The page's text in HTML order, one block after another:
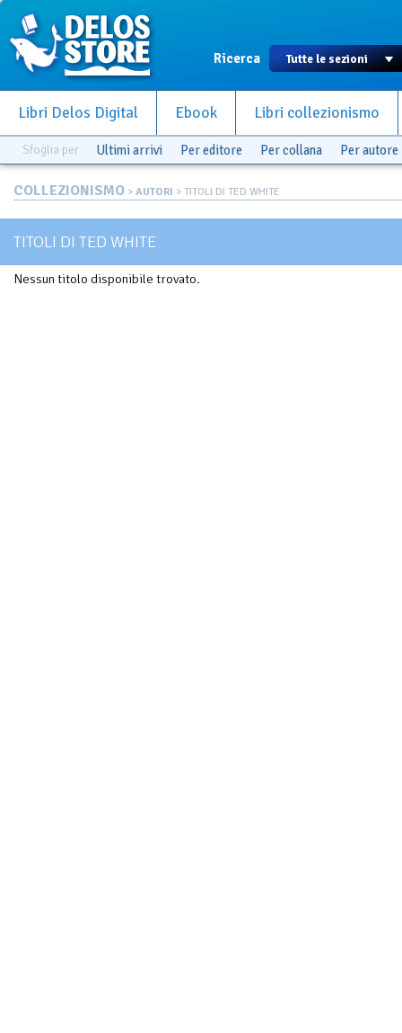
Ricerca
Libri Delos Digital Ebook Libri collezionismo
Sfoglia per Ultimi arrivi Per editore Per collana Per autore
COLLEZIONISMO > AUTORI > TITOLI DI TED WHITE
TITOLI DI TED WHITE
Nessun titolo disponibile trovato.